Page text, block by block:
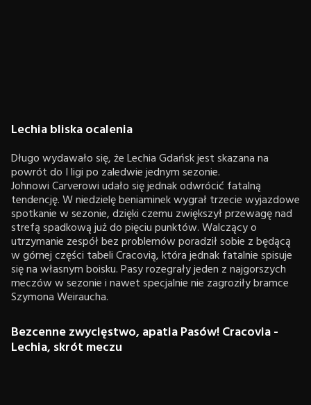
Lechia bliska ocalenia
Długo wydawało się, że Lechia Gdańsk jest skazana na
powrót do I ligi po zaledwie jednym sezonie.
Johnowi Carverowi udało się jednak odwrócić fatalną
tendencję. W niedzielę beniaminek wygrał trzecie wyjazdowe
spotkanie w sezonie, dzięki czemu zwiększył przewagę nad
strefą spadkową już do pięciu punktów. Walczący o
utrzymanie zespół bez problemów poradził sobie z będącą
w górnej części tabeli Cracovią, która jednak fatalnie spisuje
się na własnym boisku. Pasy rozegrały jeden z najgorszych
meczów w sezonie i nawet specjalnie nie zagroziły bramce
Szymona Weiraucha.
Bezcenne zwycięstwo, apatia Pasów! Cracovia -
Lechia, skrót meczu